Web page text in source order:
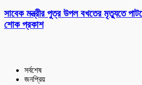
সাবেক মন্ত্রীর পুত্র উপল বখতের মৃত্যুতে
শোক প্রকাশ
সর্বশেষ
জনপ্রিয়